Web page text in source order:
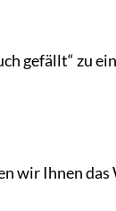
gefällt“ zu
wir Ihnen